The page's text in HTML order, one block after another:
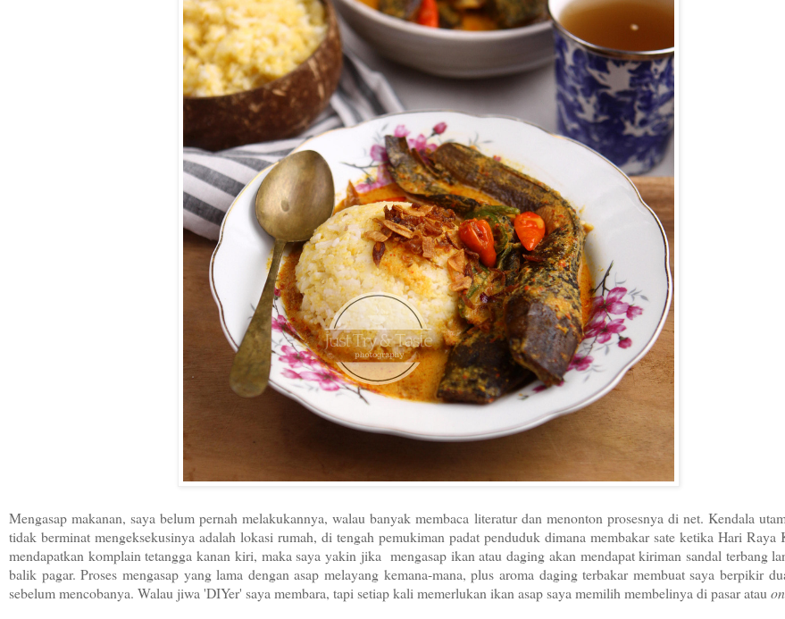
Mengasap makanan, saya belum pernah melakukannya, walau banyak membaca literatur dan menonton prosesnya di net. Kendala
tidak berminat mengeksekusinya adalah lokasi rumah, di tengah pemukiman padat penduduk dimana membakar sate ketika Hari Raya
mendapatkan komplain tetangga kanan kiri, maka saya yakin jika mengasap ikan atau daging akan mendapat kiriman sandal terbang
balik pagar. Proses mengasap yang lama dengan asap melayang kemana-mana, plus aroma daging terbakar membuat saya berpikir
sebelum mencobanya. Walau jiwa 'DIYer' saya membara, tapi setiap kali memerlukan ikan asap saya memilih membelinya di pasar atau